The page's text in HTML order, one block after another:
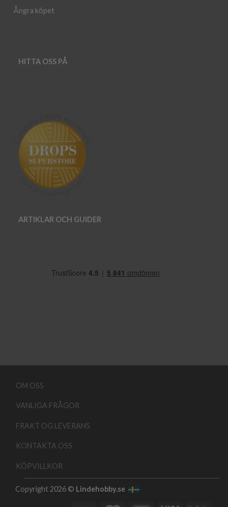
Ångra köpet
HITTA OSS PÅ
ARTIKLAR OCH GUIDER
OM OSS
VANLIGA FRÅGOR
FRAKT OG LEVERANS
KONTAKTA OSS
KÖPVILLKOR
Copyright 2026 © Lindehobby.se